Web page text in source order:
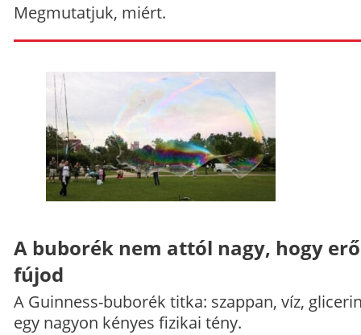
Megmutatjuk, miért.
A buborék nem attól nagy, hogy
fújod
A Guinness-buborék titka: szappan, víz,
egy nagyon kényes fizikai tény.